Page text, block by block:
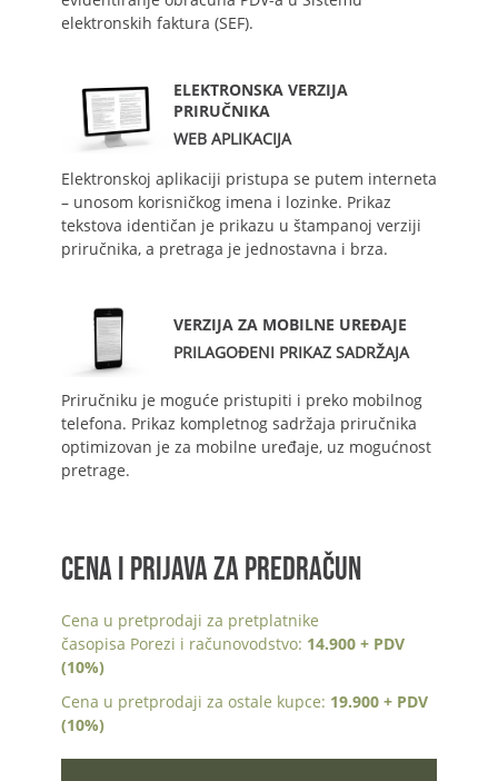
elektronskih faktura (SEF).
ELEKTRONSKA VERZIJA
PRIRUČNIKA
WEB APLIKACIJA
Elektronskoj aplikaciji pristupa se putem interneta
– unosom korisničkog imena i lozinke. Prikaz
tekstova identičan je prikazu u štampanoj verziji
priručnika, a pretraga je jednostavna i brza.
VERZIJA ZA MOBILNE UREĐAJE
PRILAGOĐENI PRIKAZ SADRŽAJA
Priručniku je moguće pristupiti i preko mobilnog
telefona. Prikaz kompletnog sadržaja priručnika
optimizovan je za mobilne uređaje, uz mogućnost
pretrage.
CENA I PRIJAVA ZA PREDRAČUN
Cena u pretprodaji za pretplatnike
časopisa Porezi i računovodstvo: 14.900 + PDV
(10%)
Cena u pretprodaji za ostale kupce: 19.900 + PDV
(10%)